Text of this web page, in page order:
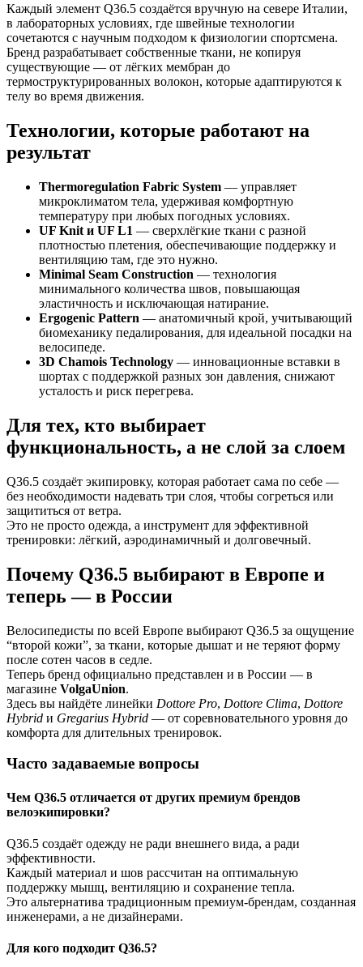
Каждый элемент Q36.5 создаётся вручную на севере Италии,
в лабораторных условиях, где швейные технологии
сочетаются с научным подходом к физиологии спортсмена.
Бренд разрабатывает собственные ткани, не копируя
существующие — от лёгких мембран до
термоструктурированных волокон, которые адаптируются к
телу во время движения.
Технологии, которые работают на
результат
Thermoregulation Fabric System — управляет
микроклиматом тела, удерживая комфортную
температуру при любых погодных условиях.
UF Knit и UF L1 — сверхлёгкие ткани с разной
плотностью плетения, обеспечивающие поддержку и
вентиляцию там, где это нужно.
Minimal Seam Construction — технология
минимального количества швов, повышающая
эластичность и исключающая натирание.
Ergogenic Pattern — анатомичный крой, учитывающий
биомеханику педалирования, для идеальной посадки на
велосипеде.
3D Chamois Technology — инновационные вставки в
шортах с поддержкой разных зон давления, снижают
усталость и риск перегрева.
Для тех, кто выбирает
функциональность, а не слой за слоем
Q36.5 создаёт экипировку, которая работает сама по себе —
без необходимости надевать три слоя, чтобы согреться или
защититься от ветра.
Это не просто одежда, а инструмент для эффективной
тренировки: лёгкий, аэродинамичный и долговечный.
Почему Q36.5 выбирают в Европе и
теперь — в России
Велосипедисты по всей Европе выбирают Q36.5 за ощущение
“второй кожи”, за ткани, которые дышат и не теряют форму
после сотен часов в седле.
Теперь бренд официально представлен и в России — в
магазине VolgaUnion.
Здесь вы найдёте линейки Dottore Pro, Dottore Clima, Dottore
Hybrid и Gregarius Hybrid — от соревновательного уровня до
комфорта для длительных тренировок.
Часто задаваемые вопросы
Чем Q36.5 отличается от других премиум брендов
велоэкипировки?
Q36.5 создаёт одежду не ради внешнего вида, а ради
эффективности.
Каждый материал и шов рассчитан на оптимальную
поддержку мышц, вентиляцию и сохранение тепла.
Это альтернатива традиционным премиум-брендам, созданная
инженерами, а не дизайнерами.
Для кого подходит Q36.5?